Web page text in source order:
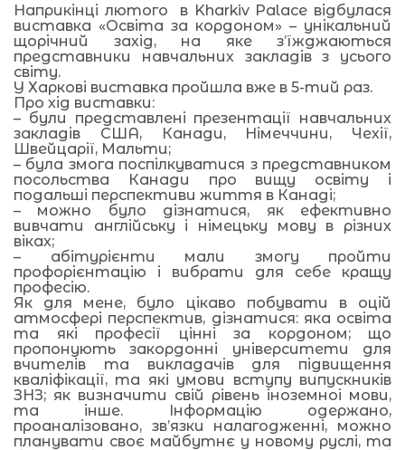
Наприкінці лютого в Kharkiv Palace відбулася
виставка «Освіта за кордоном» – унікальний
щорічний захід, на яке з’їжджаються
представники навчальних закладів з усього
світу.
У Харкові виставка пройшла вже в 5-тий раз.
Про хід виставки:
– були представлені презентації навчальних
закладів США, Канади, Німеччини, Чехії,
Швейцарії, Мальти;
– була змога поспілкуватися з представником
посольства Канади про вищу освіту і
подальші перспективи життя в Канаді;
– можно було дізнатися, як ефективно
вивчати англійську і німецьку мову в різних
віках;
– абітурієнти мали змогу пройти
профорієнтацію і вибрати для себе кращу
професію.
Як для мене, було цікаво побувати в оцій
атмосфері перспектив, дізнатися: яка освіта
та які професії цінні за кордоном; що
пропонують закордонні університети для
вчителів та викладачів для підвищення
кваліфікації, та які умови вступу випускників
ЗНЗ; як визначити свій рівень іноземноі мови,
та інше. Інформацію одержано,
проаналізовано, зв’язки налагодженні, можно
планувати своє майбутнє у новому руслі, та